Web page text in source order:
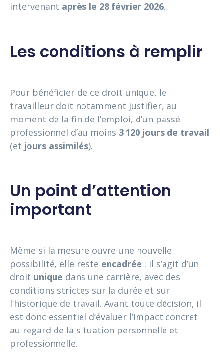
intervenant après le 28 février 2026.
Les conditions à remplir
Pour bénéficier de ce droit unique, le
travailleur doit notamment justifier, au
moment de la fin de l’emploi, d’un passé
professionnel d’au moins 3 120 jours de travail
(et jours assimilés).
Un point d’attention
important
Même si la mesure ouvre une nouvelle
possibilité, elle reste encadrée : il s’agit d’un
droit unique dans une carrière, avec des
conditions strictes sur la durée et sur
l’historique de travail. Avant toute décision, il
est donc essentiel d’évaluer l’impact concret
au regard de la situation personnelle et
professionnelle.